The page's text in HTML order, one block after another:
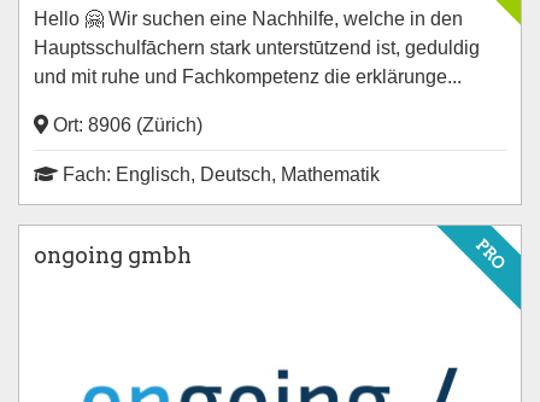
Hello 🤗 Wir suchen eine Nachhilfe, welche in den
Hauptsschulfāchern stark unterstūtzend ist, geduldig
und mit ruhe und Fachkompetenz die erklärunge...
Ort: 8906 (Zürich)
Fach: Englisch, Deutsch, Mathematik
PRO
ongoing gmbh